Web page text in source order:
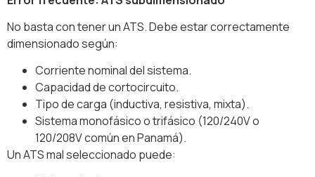
No basta con tener un ATS. Debe estar correctamente
dimensionado según:
Corriente nominal del sistema.
Capacidad de cortocircuito.
Tipo de carga (inductiva, resistiva, mixta).
Sistema monofásico o trifásico (120/240V o
120/208V común en Panamá).
Un ATS mal seleccionado puede: